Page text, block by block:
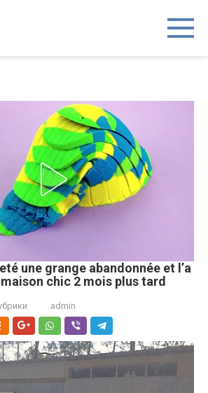
une grange abandonnée et l’a
chic 2 mois plus tard
admin